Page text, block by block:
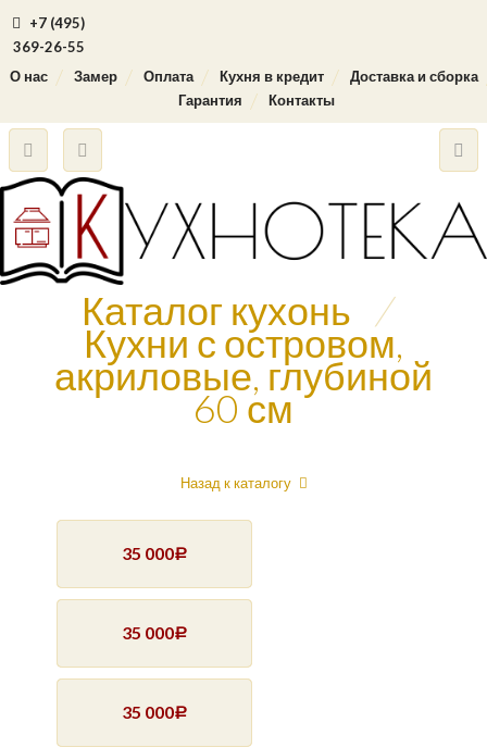
+7 (495)
369-26-55
О нас
Замер Оплата Кухня в кредит
Доставка и сборка
Гарантия
Контакты
Каталог кухонь /
Кухни с островом,
акриловые, глубиной
60 см
Назад к каталогу
35 000Р
35 000Р
35 000Р